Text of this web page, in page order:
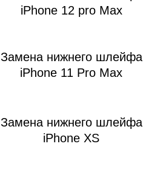
iPhone 12 pro Max
Замена нижнего шлейфа
iPhone 11 Pro Max
Замена нижнего шлейфа
iPhone XS